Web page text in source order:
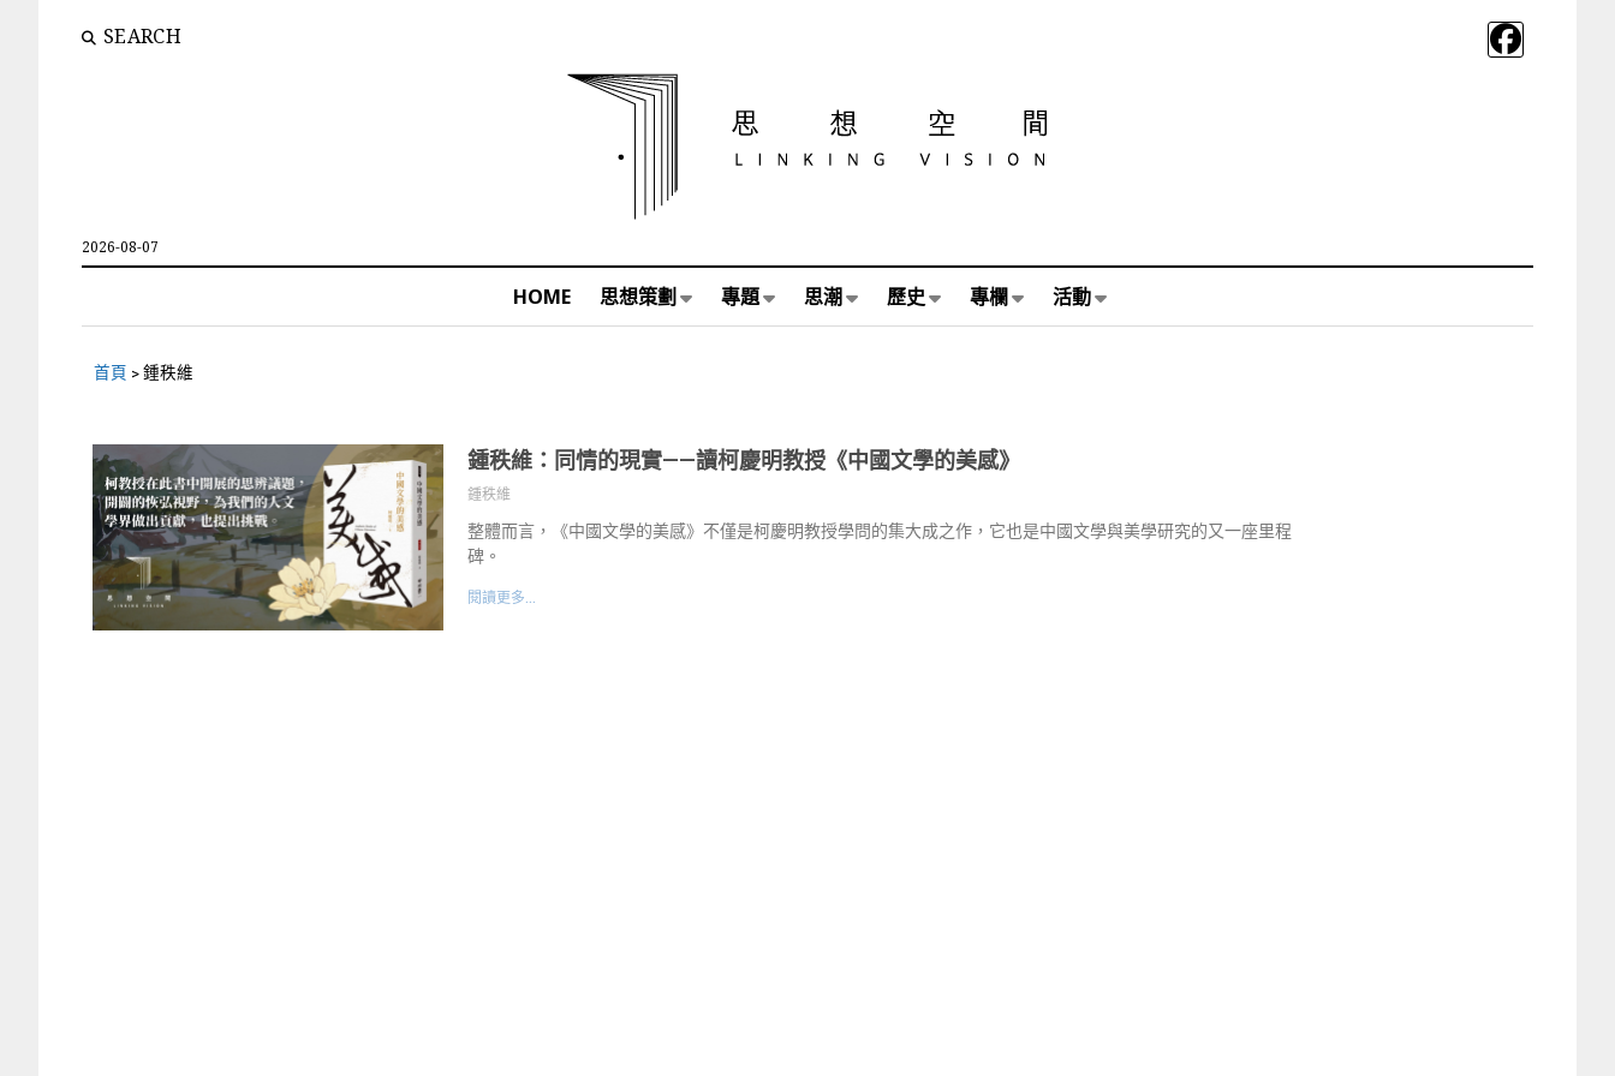
SEARCH
2026-08-07
HOME 思想策劃 專題 思潮 歷史 專欄 活動
首頁 >鍾秩維
鍾秩維：同情的現實——讀柯慶明教授《中國文學的美感》
鍾秩維
整體而言，《中國文學的美感》不僅是柯慶明教授學問的集大成之作，它也是中國文學與美學研究的又一座里程
碑。
閱讀更多...